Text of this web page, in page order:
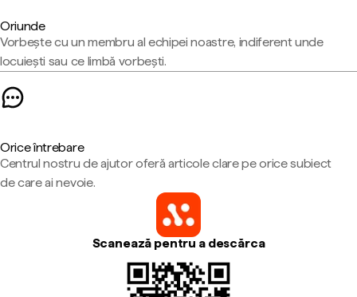
Oriunde
Vorbește cu un membru al echipei noastre, indiferent unde
locuiești sau ce limbă vorbești.
Orice întrebare
Centrul nostru de ajutor oferă articole clare pe orice subiect
de care ai nevoie.
Scanează pentru a descărca